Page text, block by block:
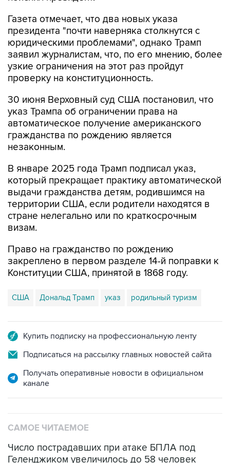
Газета отмечает, что два новых указа
президента "почти наверняка столкнутся с
юридическими проблемами", однако Трамп
заявил журналистам, что, по его мнению, более
узкие ограничения на этот раз пройдут
проверку на конституционность.
30 июня Верховный суд США постановил, что
указ Трампа об ограничении права на
автоматическое получение американского
гражданства по рождению является
незаконным.
В январе 2025 года Трамп подписал указ,
который прекращает практику автоматической
выдачи гражданства детям, родившимся на
территории США, если родители находятся в
стране нелегально или по краткосрочным
визам.
Право на гражданство по рождению
закреплено в первом разделе 14-й поправки к
Конституции США, принятой в 1868 году.
США Дональд Трамп указ родильный туризм
Купить подписку на профессиональную ленту
Подписаться на рассылку главных новостей сайта
Получать оперативные новости в официальном
канале
САМОЕ ЧИТАЕМОЕ
Число пострадавших при атаке БПЛА под
Геленджиком увеличилось до 58 человек